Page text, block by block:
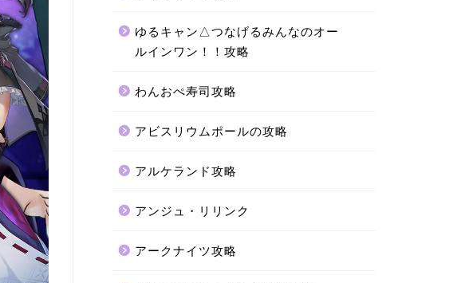
ゆるキャン△つなげるみんなのオー
ルインワン！！攻略
わんおぺ寿司攻略
アビスリウムポールの攻略
アルケランド攻略
アンジュ・リリンク
アークナイツ攻略